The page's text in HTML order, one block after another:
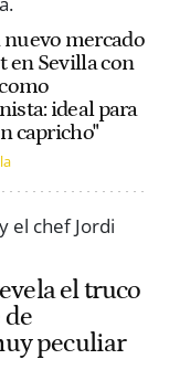
mercado
en Sevilla con
ideal para
capricho"
el truco
de
peculiar